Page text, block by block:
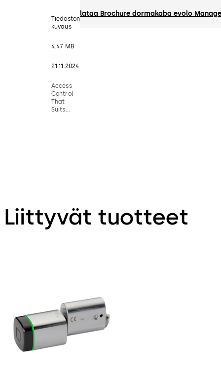
Tiedoston
kuvaus
4.47 MB
21.11.2024
Access
Control
That
Suits
lataa Brochure dormakaba evolo
Liittyvät tuotteet